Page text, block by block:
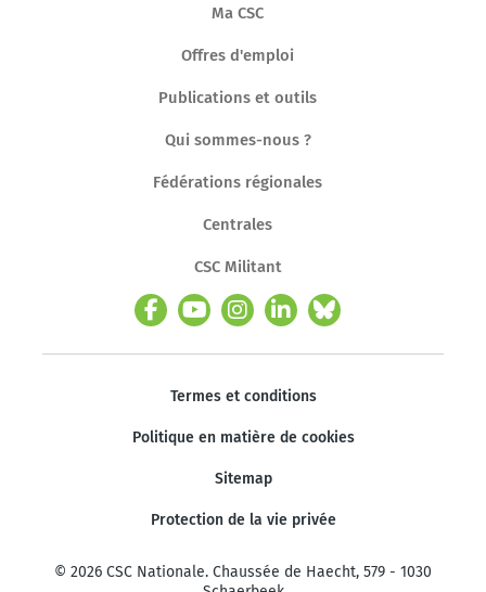
Ma CSC
Offres d'emploi
Publications et outils
Qui sommes-nous ?
Fédérations régionales
Centrales
CSC Militant
Termes et conditions
Politique en matière de cookies
Sitemap
Protection de la vie privée
© 2026 CSC Nationale. Chaussée de Haecht, 579 - 1030